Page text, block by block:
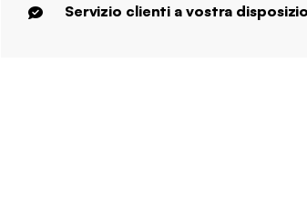
Servizio clienti a vostra